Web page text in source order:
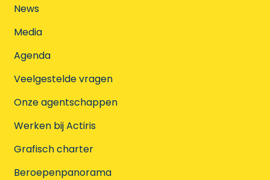
News
Media
Agenda
Veelgestelde vragen
Onze agentschappen
Werken bij Actiris
Grafisch charter
Beroepenpanorama